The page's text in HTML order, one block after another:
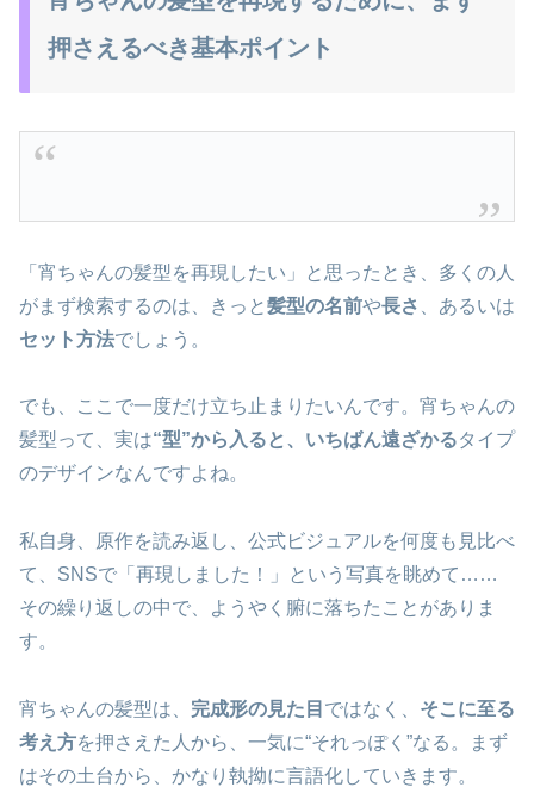
押さえるべき基本ポイント
「宵ちゃんの髪型を再現したい」と思ったとき、多くの人
がまず検索するのは、きっと髪型の名前や長さ
、あるいは
セット方法でしょう。
でも、ここで一度だけ立ち止まりたいんです。宵ちゃんの
髪型って、実は“型”から入ると、いちばん遠ざかるタイプ
のデザインなんですよね。
私自身、原作を読み返し、公式ビジュアルを何度も見比べ
て、SNSで「再現しました！」という写真を眺めて……
その繰り返しの中で、ようやく腑に落ちたことがありま
す。
宵ちゃんの髪型は、 完成形の見た目 ではなく、 そこに至る
考え方を押さえた人から、一気に“それっぽく”なる。まず
はその土台から、かなり執拗に言語化していきます。